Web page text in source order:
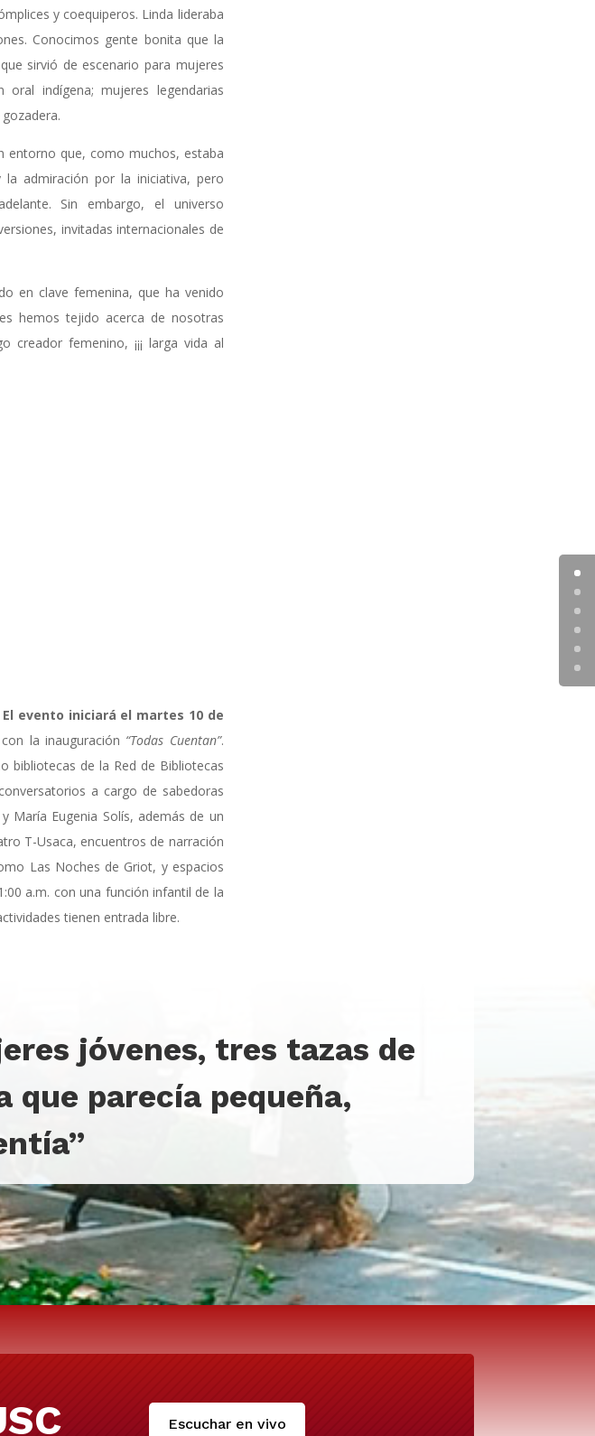
y coequiperos. Linda lideraba
Conocimos gente bonita que la
sirvió de escenario para mujeres
indígena; mujeres legendarias
entorno que, como muchos, estaba
admiración por la iniciativa, pero
Sin embargo, el universo
invitadas internacionales de
en clave femenina, que ha venido
hemos tejido acerca de nosotras
femenino, ¡¡¡ larga vida al
El evento iniciará el martes 10 de
la inauguración “Todas Cuentan”.
bibliotecas de la Red de Bibliotecas
a cargo de sabedoras
María Eugenia Solís, además de un
T-Usaca, encuentros de narración
Las Noches de Griot, y espacios
a.m. con una función infantil de la
tienen entrada libre.
jóvenes, tres tazas de
parecía pequeña,
Escuchar en vivo